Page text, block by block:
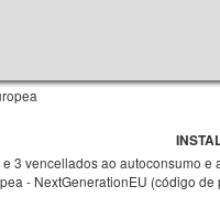
3 vencellados ao autoconsumo
- NextGenerationEU (código de